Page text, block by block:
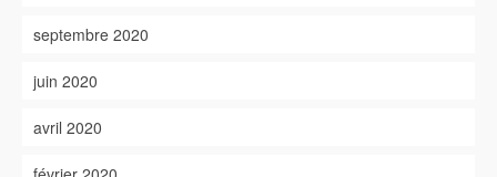
septembre 2020
juin 2020
avril 2020